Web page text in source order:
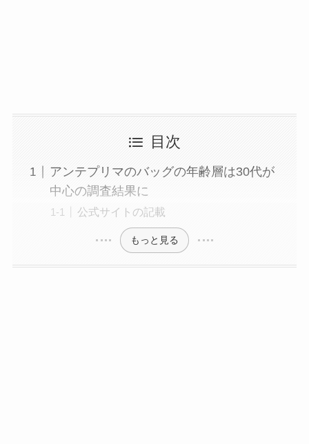
目次
アンテプリマのバッグの年齢層は30代が
中心の調査結果に
公式サイトの記載
もっと見る